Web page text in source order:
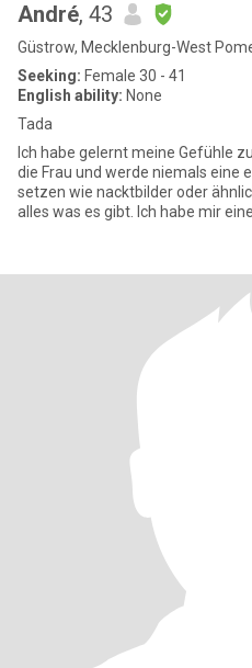
André, 43
Güstrow, Mecklenburg-West
Seeking: Female 30 - 41
English ability: None
Tada
Ich habe gelernt meine Gefühle
die Frau und werde niemals eine
setzen wie nacktbilder oder
alles was es gibt. Ich habe mir